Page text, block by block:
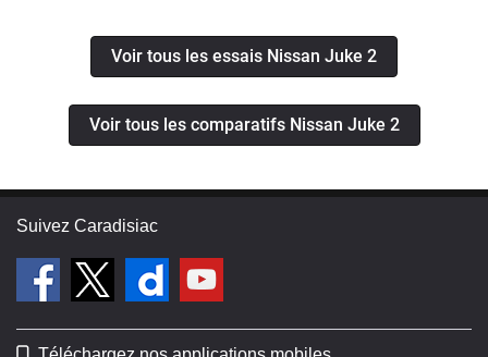
Voir tous les essais Nissan Juke 2
Voir tous les comparatifs Nissan Juke 2
Suivez Caradisiac